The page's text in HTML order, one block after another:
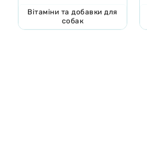
Вітаміни та добавки для
собак